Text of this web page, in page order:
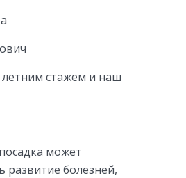
стажем и наш
может
развитие болезней,